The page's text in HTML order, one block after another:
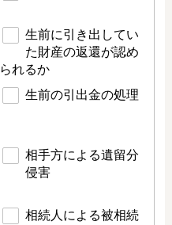
生前に引き出してい
た財産の返還が認め
られるか
生前の引出金の処理
相手方による遺留分
侵害
相続人による被相続